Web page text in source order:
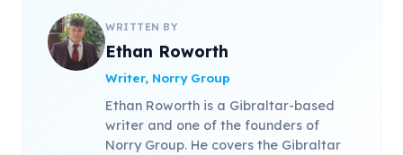
WRITTEN BY
Ethan Roworth
Writer, Norry Group
Ethan Roworth is a Gibraltar-based
writer and one of the founders of
Norry Group. He covers the Gibraltar